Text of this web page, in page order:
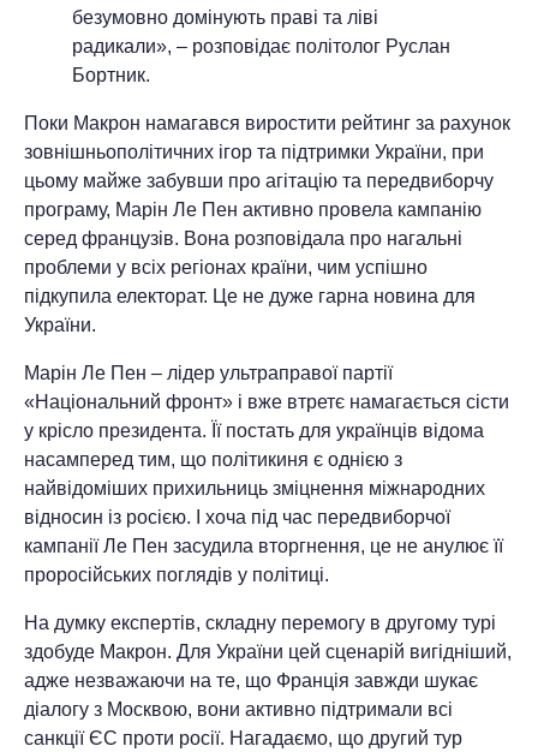
безумовно домінують праві та ліві
радикали», – розповідає політолог Руслан
Бортник.
Поки Макрон намагався виростити рейтинг за рахунок
зовнішньополітичних ігор та підтримки України, при
цьому майже забувши про агітацію та передвиборчу
програму, Марін Ле Пен активно провела кампанію
серед французів. Вона розповідала про нагальні
проблеми у всіх регіонах країни, чим успішно
підкупила електорат. Це не дуже гарна новина для
України.
Марін Ле Пен – лідер ультраправої партії
«Національний фронт» і вже втретє намагається сісти
у крісло президента. Її постать для українців відома
насамперед тим, що політикиня є однією з
найвідоміших прихильниць зміцнення міжнародних
відносин із росією. І хоча під час передвиборчої
кампанії Ле Пен засудила вторгнення, це не анулює її
проросійських поглядів у політиці.
На думку експертів, складну перемогу в другому турі
здобуде Макрон. Для України цей сценарій вигідніший,
адже незважаючи на те, що Франція завжди шукає
діалогу з Москвою, вони активно підтримали всі
санкції ЄС проти росії. Нагадаємо, що другий тур